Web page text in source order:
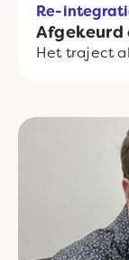
Re-
Afgekeurd
Het traject